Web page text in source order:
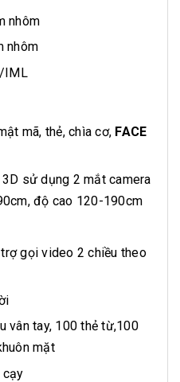
nhôm
nhôm
IML
mã, thẻ, chìa cơ, FACE
sử dụng 2 mắt camera
độ cao 120-190cm
gọi video 2 chiều theo
vân tay, 100 thẻ từ,100
mặt
cạy